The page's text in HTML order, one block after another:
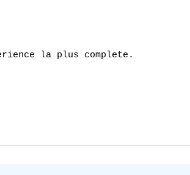
la plus complete.